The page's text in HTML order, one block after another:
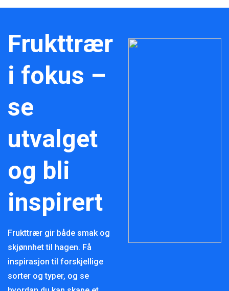
Frukttrær
i fokus –
se
utvalget
og bli
inspirert
Frukttrær gir både smak og
skjønnhet til hagen. Få
inspirasjon til forskjellige
sorter og typer, og se